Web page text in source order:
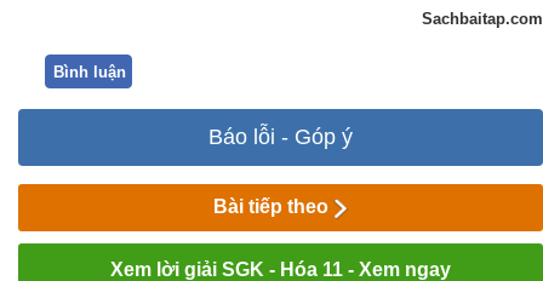
Sachbaitap.com
Bình luận
Báo lỗi - Góp ý
Bài tiếp theo
Xem lời giải SGK - Hóa 11 - Xem ngay